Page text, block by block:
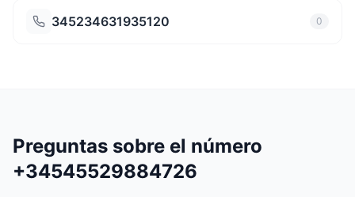
345234631935120 0
Preguntas sobre el número
+34545529884726